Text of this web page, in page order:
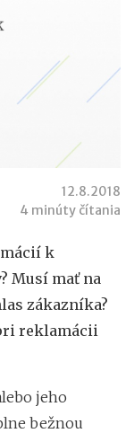
12.8.2018
4 minúty čítania
k
Musí mať na
zákazníka?
reklamácii
jeho
bežnou